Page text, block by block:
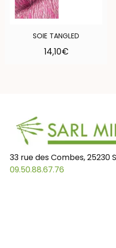
SOIE TANGLED
14,10€
33 rue des Combes, 25230
09.50.88.67.76